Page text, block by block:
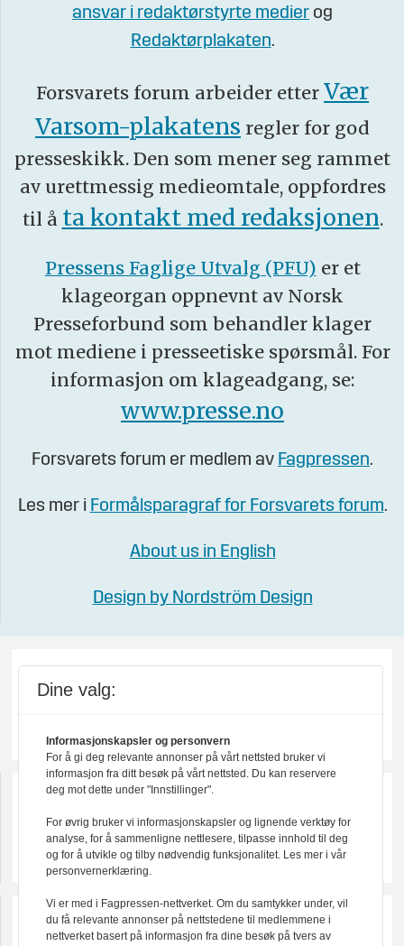
ansvar i redaktørstyrte medier og
Redaktørplakaten.
Forsvarets forum arbeider etter Vær
Varsom-plakatens regler for god
presseskikk. Den som mener seg rammet
av urettmessig medieomtale, oppfordres
til å ta kontakt med redaksjonen.
Pressens Faglige Utvalg (PFU) er et
klageorgan oppnevnt av Norsk
Presseforbund som behandler klager
mot mediene i presseetiske spørsmål. For
informasjon om klageadgang, se:
www.presse.no
Forsvarets forum er medlem av Fagpressen.
Les mer i Formålsparagraf for Forsvarets forum.
About us in English
Design by Nordström Design
Dine valg:
Informasjonskapsler og personvern
For å gi deg relevante annonser på vårt nettsted bruker vi
informasjon fra ditt besøk på vårt nettsted. Du kan reservere
deg mot dette under "Innstillinger".
For øvrig bruker vi informasjonskapsler og lignende verktøy for
analyse, for å sammenligne nettlesere, tilpasse innhold til deg
og for å utvikle og tilby nødvendig funksjonalitet. Les mer i vår
personvernerklæring.
Vi er med i Fagpressen-nettverket. Om du samtykker under, vil
du få relevante annonser på nettstedene til medlemmene i
nettverket basert på informasjon fra dine besøk på tvers av